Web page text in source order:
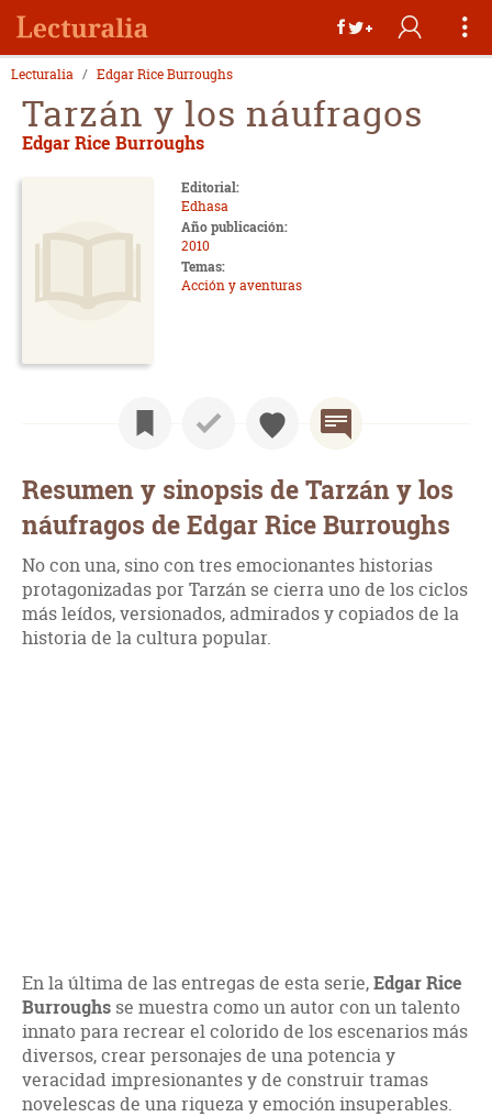
Lecturalia Edgar Rice Burroughs
Tarzán y los náufragos
Edgar Rice Burroughs
Editorial:
Edhasa
Año publicación:
2010
Temas:
Acción y aventuras
Resumen y sinopsis de Tarzán y los
náufragos de Edgar Rice Burroughs
No con una, sino con tres emocionantes historias
protagonizadas por Tarzán se cierra uno de los ciclos
más leídos, versionados, admirados y copiados de la
historia de la cultura popular.
En la última de las entregas de esta serie,Edgar Rice
Burroughs se muestra como un autor con un talento
innato para recrear el colorido de los escenarios más
diversos, crear personajes de una potencia y
veracidad impresionantes y de construir tramas
novelescas de una riqueza y emoción insuperables.